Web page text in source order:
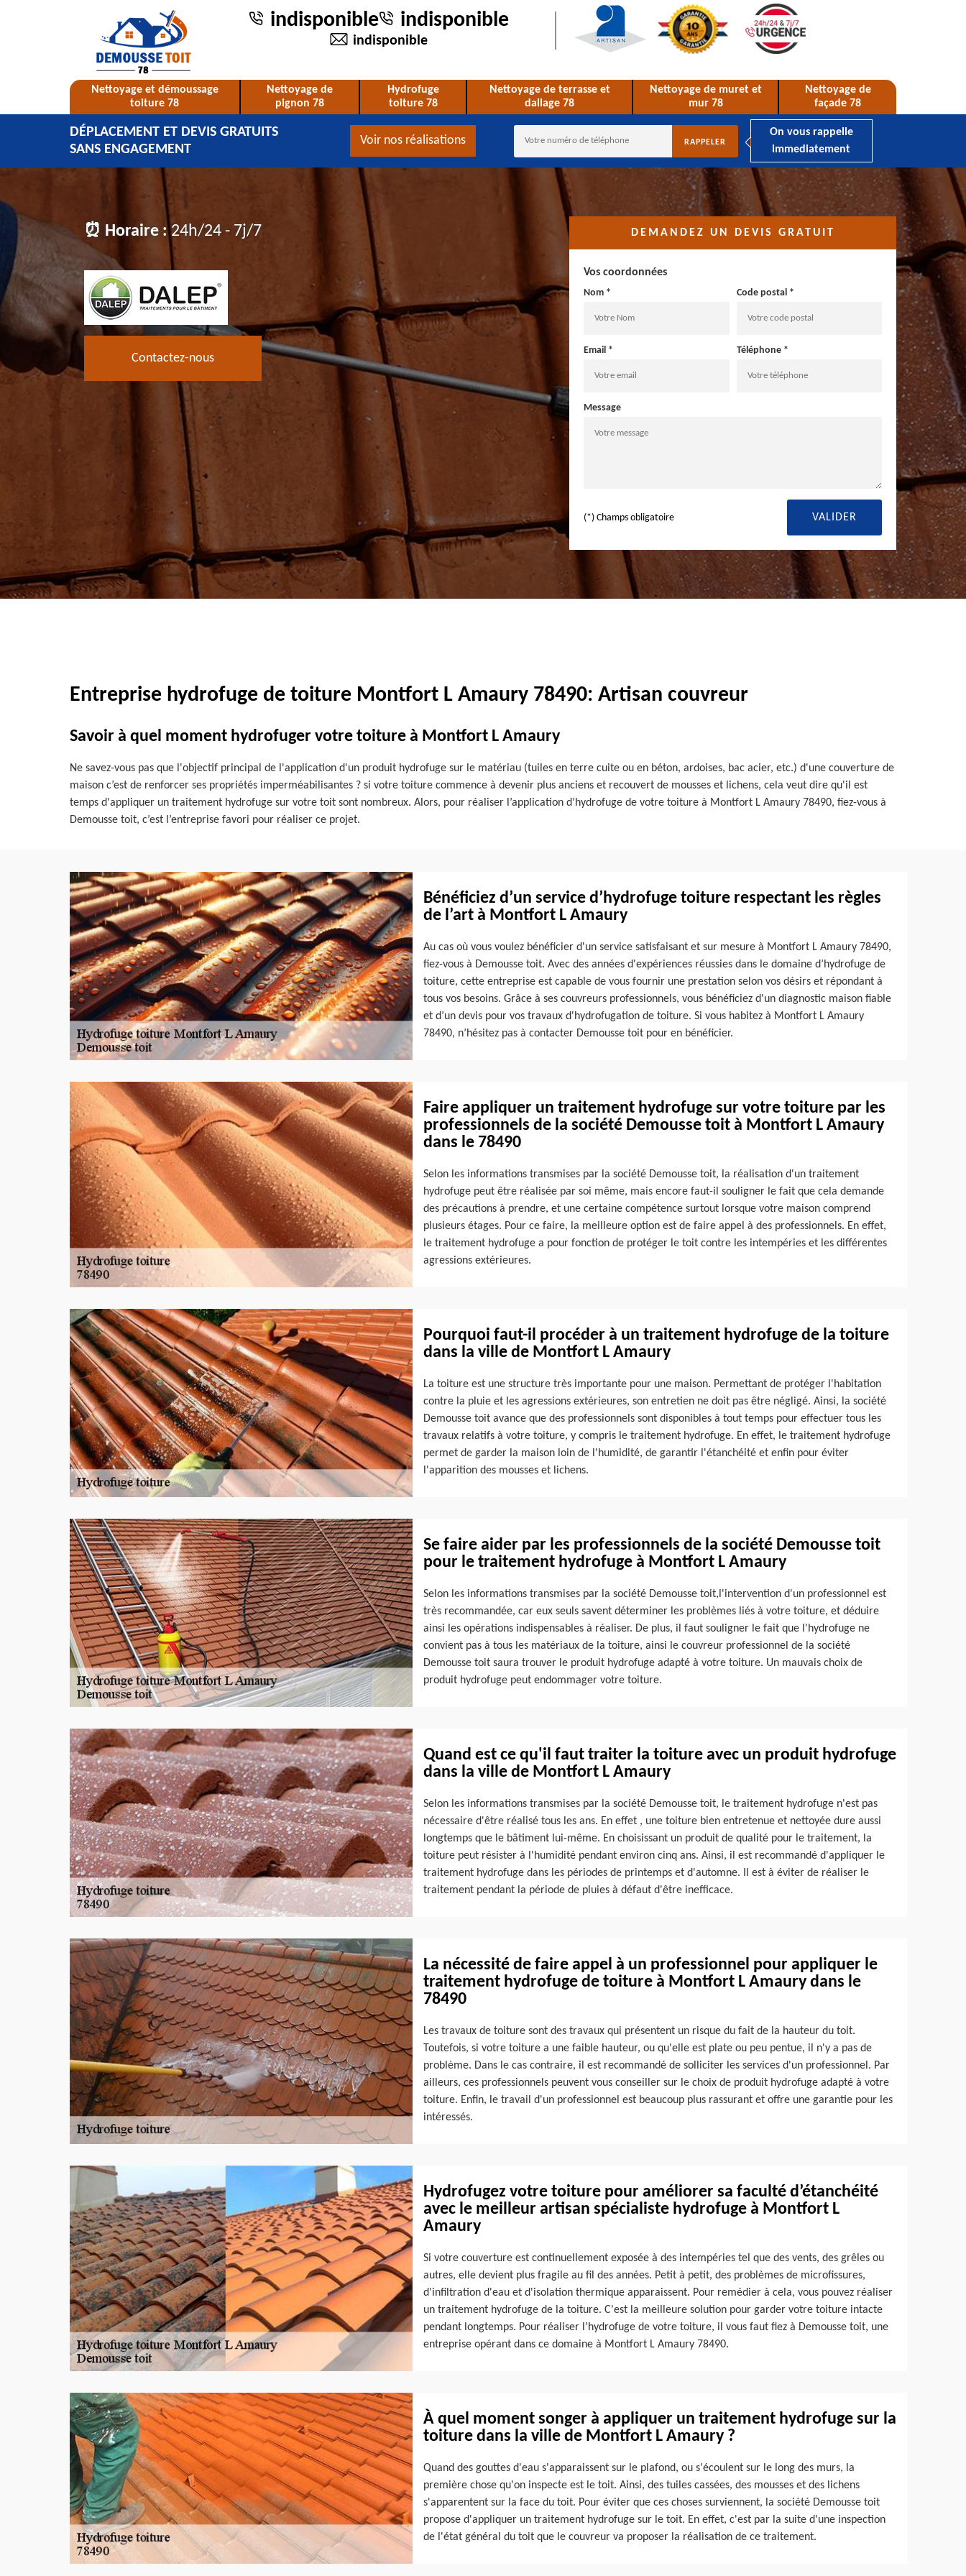
indisponible indisponible
indisponible
Nettoyage et démoussage
toiture 78
Nettoyage de
pignon 78
Hydrofuge
toiture 78
Nettoyage de terrasse et
dallage 78
Nettoyage de muret et
mur 78
Nettoyage de
façade 78
DÉPLACEMENT ET DEVIS GRATUITS
SANS ENGAGEMENT
Voir nos réalisations
On vous rappelle
immediatement
⏰ Horaire :24h/24 - 7j/7
Contactez-nous
DEMANDEZ UN DEVIS GRATUIT
Vos coordonnées
Nom * Code postal *
Email * Téléphone *
Message
(*) Champs obligatoire
Entreprise hydrofuge de toiture Montfort L Amaury 78490: Artisan couvreur
Savoir à quel moment hydrofuger votre toiture à Montfort L Amaury
Ne savez-vous pas que l'objectif principal de l'application d'un produit hydrofuge sur le matériau (tuiles en terre cuite ou en béton, ardoises, bac acier, etc.) d'une couverture de
maison c’est de renforcer ses propriétés imperméabilisantes ? si votre toiture commence à devenir plus anciens et recouvert de mousses et lichens, cela veut dire qu'il est
temps d'appliquer un traitement hydrofuge sur votre toit sont nombreux. Alors, pour réaliser l’application d’hydrofuge de votre toiture à Montfort L Amaury 78490, fiez-vous à
Demousse toit, c’est l’entreprise favori pour réaliser ce projet.
Bénéficiez d’un service d’hydrofuge toiture respectant les règles
de l’art à Montfort L Amaury
Au cas où vous voulez bénéficier d'un service satisfaisant et sur mesure à Montfort L Amaury 78490,
fiez-vous à Demousse toit. Avec des années d'expériences réussies dans le domaine d’hydrofuge de
toiture, cette entreprise est capable de vous fournir une prestation selon vos désirs et répondant à
tous vos besoins. Grâce à ses couvreurs professionnels, vous bénéficiez d'un diagnostic maison fiable
et d’un devis pour vos travaux d'hydrofugation de toiture. Si vous habitez à Montfort L Amaury
78490, n’hésitez pas à contacter Demousse toit pour en bénéficier.
Faire appliquer un traitement hydrofuge sur votre toiture par les
professionnels de la société Demousse toit à Montfort L Amaury
dans le 78490
Selon les informations transmises par la société Demousse toit, la réalisation d'un traitement
hydrofuge peut être réalisée par soi même, mais encore faut-il souligner le fait que cela demande
des précautions à prendre, et une certaine compétence surtout lorsque votre maison comprend
plusieurs étages. Pour ce faire, la meilleure option est de faire appel à des professionnels. En effet,
le traitement hydrofuge a pour fonction de protéger le toit contre les intempéries et les différentes
agressions extérieures.
Pourquoi faut-il procéder à un traitement hydrofuge de la toiture
dans la ville de Montfort L Amaury
La toiture est une structure très importante pour une maison. Permettant de protéger l'habitation
contre la pluie et les agressions extérieures, son entretien ne doit pas être négligé. Ainsi, la société
Demousse toit avance que des professionnels sont disponibles à tout temps pour effectuer tous les
travaux relatifs à votre toiture, y compris le traitement hydrofuge. En effet, le traitement hydrofuge
permet de garder la maison loin de l'humidité, de garantir l'étanchéité et enfin pour éviter
l'apparition des mousses et lichens.
Se faire aider par les professionnels de la société Demousse toit
pour le traitement hydrofuge à Montfort L Amaury
Selon les informations transmises par la société Demousse toit,l'intervention d'un professionnel est
très recommandée, car eux seuls savent déterminer les problèmes liés à votre toiture, et déduire
ainsi les opérations indispensables à réaliser. De plus, il faut souligner le fait que l'hydrofuge ne
convient pas à tous les matériaux de la toiture, ainsi le couvreur professionnel de la société
Demousse toit saura trouver le produit hydrofuge adapté à votre toiture. Un mauvais choix de
produit hydrofuge peut endommager votre toiture.
Quand est ce qu'il faut traiter la toiture avec un produit hydrofuge
dans la ville de Montfort L Amaury
Selon les informations transmises par la société Demousse toit, le traitement hydrofuge n'est pas
nécessaire d'être réalisé tous les ans. En effet , une toiture bien entretenue et nettoyée dure aussi
longtemps que le bâtiment lui-même. En choisissant un produit de qualité pour le traitement, la
toiture peut résister à l'humidité pendant environ cinq ans. Ainsi, il est recommandé d'appliquer le
traitement hydrofuge dans les périodes de printemps et d'automne. Il est à éviter de réaliser le
traitement pendant la période de pluies à défaut d'être inefficace.
La nécessité de faire appel à un professionnel pour appliquer le
traitement hydrofuge de toiture à Montfort L Amaury dans le
78490
Les travaux de toiture sont des travaux qui présentent un risque du fait de la hauteur du toit.
Toutefois, si votre toiture a une faible hauteur, ou qu'elle est plate ou peu pentue, il n'y a pas de
problème. Dans le cas contraire, il est recommandé de solliciter les services d'un professionnel. Par
ailleurs, ces professionnels peuvent vous conseiller sur le choix de produit hydrofuge adapté à votre
toiture. Enfin, le travail d'un professionnel est beaucoup plus rassurant et offre une garantie pour les
intéressés.
Hydrofugez votre toiture pour améliorer sa faculté d’étanchéité
avec le meilleur artisan spécialiste hydrofuge à Montfort L
Amaury
Si votre couverture est continuellement exposée à des intempéries tel que des vents, des grêles ou
autres, elle devient plus fragile au fil des années. Petit à petit, des problèmes de microfissures,
d'infiltration d'eau et d'isolation thermique apparaissent. Pour remédier à cela, vous pouvez réaliser
un traitement hydrofuge de la toiture. C'est la meilleure solution pour garder votre toiture intacte
pendant longtemps. Pour réaliser l’hydrofuge de votre toiture, il vous faut fiez à Demousse toit, une
entreprise opérant dans ce domaine à Montfort L Amaury 78490.
À quel moment songer à appliquer un traitement hydrofuge sur la
toiture dans la ville de Montfort L Amaury ?
Quand des gouttes d'eau s'apparaissent sur le plafond, ou s'écoulent sur le long des murs, la
première chose qu'on inspecte est le toit. Ainsi, des tuiles cassées, des mousses et des lichens
s'apparentent sur la face du toit. Pour éviter que ces choses surviennent, la société Demousse toit
propose d'appliquer un traitement hydrofuge sur le toit. En effet, c'est par la suite d'une inspection
de l'état général du toit que le couvreur va proposer la réalisation de ce traitement.